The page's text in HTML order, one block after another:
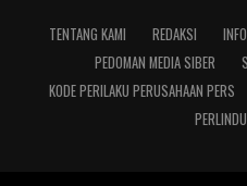
TENTANG KAMI REDAKSI
PEDOMAN MEDIA SIBER
KODE PERILAKU PERUSAHAAN PERS